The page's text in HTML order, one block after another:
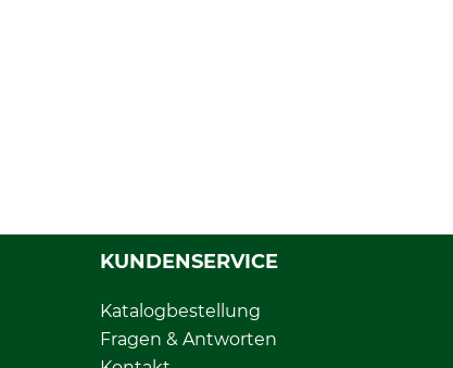
KUNDENSERVICE
Katalogbestellung
Fragen & Antworten